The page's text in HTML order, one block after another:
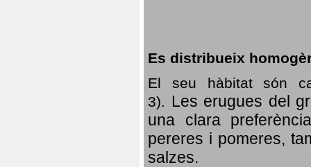
Es distribueix
El seu hàbitat són
3). Les erugues del
una clara
pereres i pomeres,
salzes.